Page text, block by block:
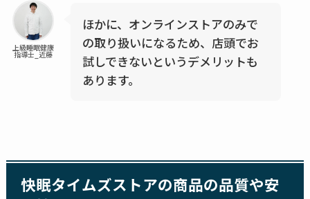
上級睡眠健康
指導士_近藤
ほかに、オンラインストアのみで
の取り扱いになるため、店頭でお
試しできないというデメリットも
あります。
快眠タイムズストアの商品の品質や安